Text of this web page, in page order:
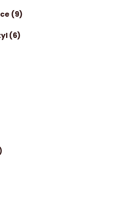
(9)
(6)